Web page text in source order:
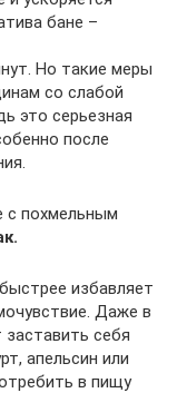
бане –
Но такие меры
со слабой
это серьезная
после
с похмельным
избавляет
Даже в
заставить себя
апельсин или
в пищу